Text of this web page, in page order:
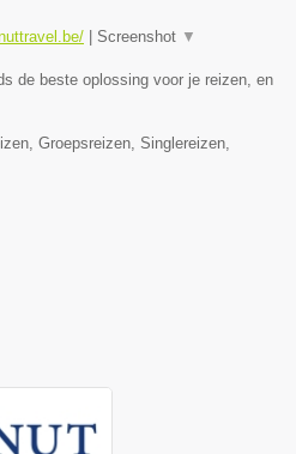
Screenshot ▼
de beste oplossing voor je reizen, en
Groepsreizen, Singlereizen,